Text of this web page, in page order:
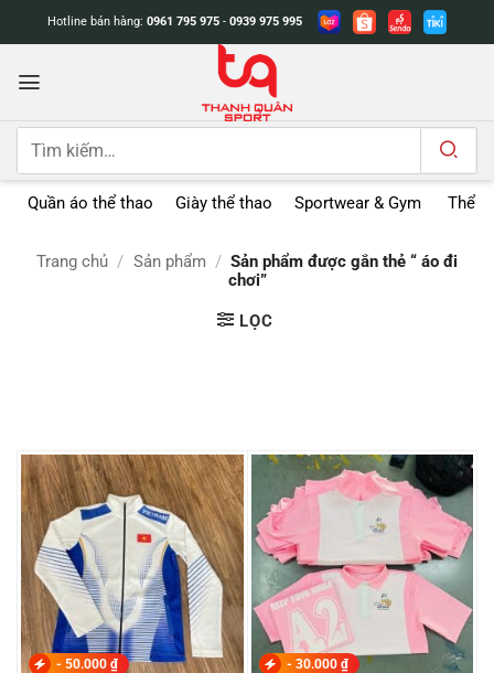
dung
Hotline bán hàng: 0961 795 975 - 0939 975 995
Tìm
Quần áo thể thao Giày thể thao Sportwear & Gym Thể
Trang chủ / Sản phẩm / Sản phẩm được gắn thẻ “ áo đi
chơi”
LỌC
- 50.000 ₫ - 30.000 ₫